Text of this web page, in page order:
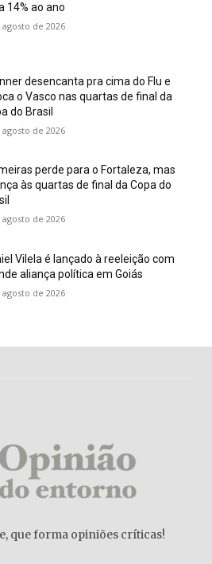
14% ao ano
agosto de 2026
desencanta pra cima do Flu e
o Vasco nas quartas de final da
do Brasil
agosto de 2026
perde para o Fortaleza, mas
às quartas de final da Copa do
agosto de 2026
Vilela é lançado à reeleição com
aliança política em Goiás
agosto de 2026
que forma opiniões críticas!